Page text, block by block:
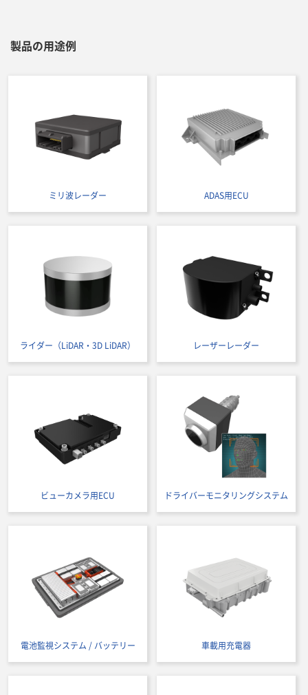
製品の用途例
ミリ波レーダー ADAS用ECU
ライダー（LiDAR・3D LiDAR） レーザーレーダー
ビューカメラ用ECU ドライバーモニタリングシステム
電池監視システム / バッテリー 車載用充電器